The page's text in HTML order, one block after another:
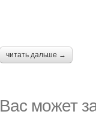
читать дальше →
Вас может